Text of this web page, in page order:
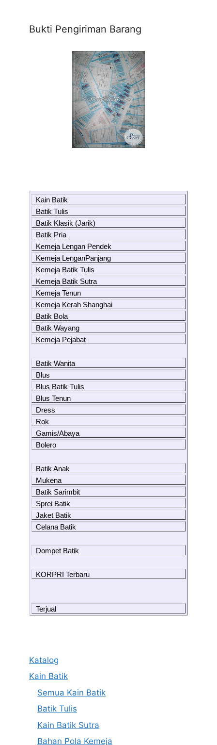
Bukti Pengiriman Barang
Kain Batik
Batik Tulis
Batik Klasik (Jarik)
Batik Pria
Kemeja Lengan Pendek
Kemeja LenganPanjang
Kemeja Batik Tulis
Kemeja Batik Sutra
Kemeja Tenun
Kemeja Kerah Shanghai
Batik Bola
Batik Wayang
Kemeja Pejabat
Batik Wanita
Blus
Blus Batik Tulis
Blus Tenun
Dress
Rok
Gamis/Abaya
Bolero
Batik Anak
Mukena
Batik Sarimbit
Sprei Batik
Jaket Batik
Celana Batik
Dompet Batik
KORPRI Terbaru
Terjual
Katalog
Kain Batik
Semua Kain Batik
Batik Tulis
Kain Batik Sutra
Bahan Pola Kemeja